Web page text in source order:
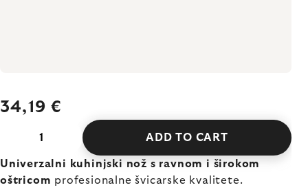
34,19 €
ADD TO CART
Univerzalni kuhinjski nož s ravnom i širokom
oštricom profesionalne švicarske kvalitete.